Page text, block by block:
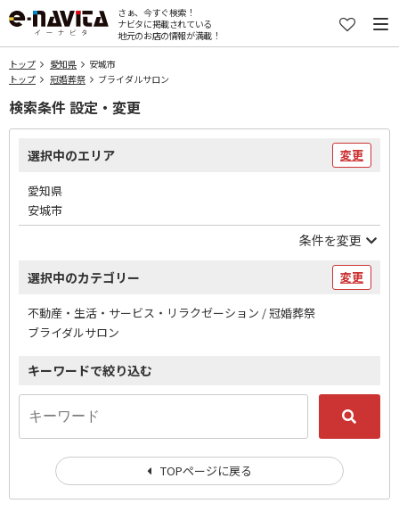
さぁ、今すぐ検索！
ナビタに掲載されている
地元のお店の情報が満載！
トップ 愛知県
安城市
トップ
冠婚葬祭 ブライダルサロン
検索条件 設定・変更
選択中のエリア 変更
愛知県
安城市
条件を変更
選択中のカテゴリー 変更
不動産・生活・サービス・リラクゼーション / 冠婚葬祭
ブライダルサロン
キーワードで絞り込む
TOPページに戻る